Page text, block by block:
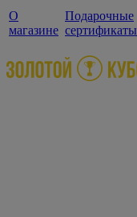
О
магазине
Подарочные
сертификаты